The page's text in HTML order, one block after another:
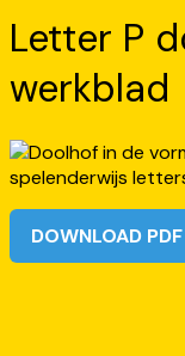
Letter P
werkblad
DOWNLOAD PDF